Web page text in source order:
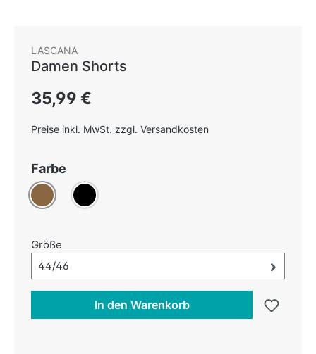
LASCANA
Damen Shorts
Regulärer Preis:
35,99 €
Preise inkl. MwSt. zzgl. Versandkosten
Farbe
Braun Schwarz
Größe
Größe-Auswahl öffnen, aktuell ausgewählt:
44/46
In den Warenkorb